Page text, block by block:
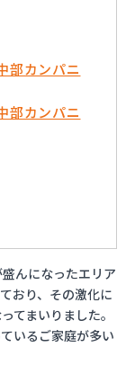
部カンパニ
部カンパニ
業所
店
んになったエリア
おり、その激化に
てまいりました。
いるご家庭が多い